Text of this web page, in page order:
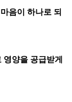
음이 하나로 되
양을 공급받게